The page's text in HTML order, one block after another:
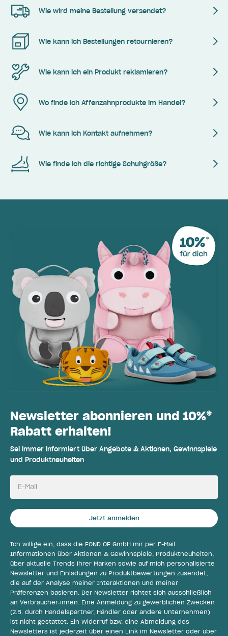
Wie wird meine Bestellung versendet?
Wie kann ich Bestellungen retournieren?
Wie kann ich ein Produkt reklamieren?
Wo finde ich Affenzahnprodukte im Handel?
Wie kann ich Kontakt aufnehmen?
Wie finde ich die richtige Schuhgröße?
Newsletter abonnieren und 10%*
Rabatt erhalten!
Sei immer informiert über Angebote & Aktionen, Gewinnspiele
und Produktneuheiten
E-Mail
Jetzt anmelden
Ich willige ein, dass die FOND OF GmbH mir per E-Mail
Informationen über Aktionen & Gewinnspiele, Produktneuheiten,
über aktuelle Trends ihrer Marken sowie auf mich personalisierte
Newsletter und Einladungen zu Produktbewertungen zusendet,
die auf der Analyse meiner Interaktionen und meiner
Präferenzen basieren. Der Newsletter richtet sich ausschließlich
an Verbraucher:innen. Eine Anmeldung zu gewerblichen Zwecken
(z.B. durch Handelspartner, Händler oder andere Unternehmen)
ist nicht gestattet. Ein Widerruf bzw. eine Abmeldung des
Newsletters ist jederzeit über einen Link im Newsletter oder über